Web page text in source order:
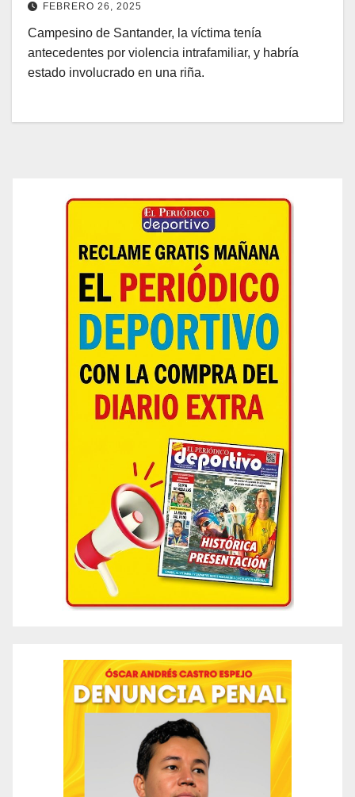
FEBRERO 26, 2025
Campesino de Santander, la víctima tenía
antecedentes por violencia intrafamiliar, y habría
estado involucrado en una riña.